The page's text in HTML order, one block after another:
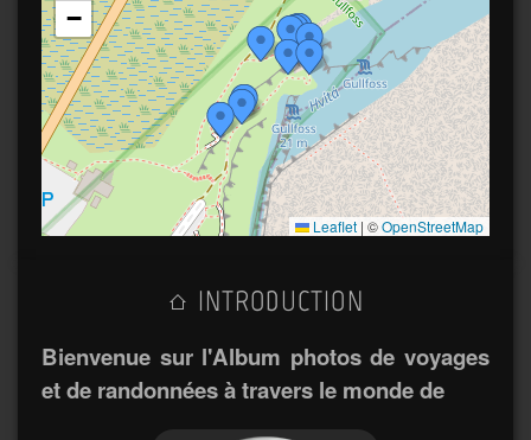
−
Leaflet | ©OpenStreetMap
INTRODUCTION
Bienvenue sur l'Album photos de voyages
et de randonnées à travers le monde de